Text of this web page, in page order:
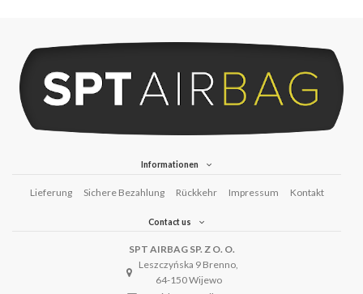
Informationen
Lieferung Sichere Bezahlung Rückkehr Impressum Kontakt
Contact us
SPT AIRBAG SP. Z O. O.
Leszczyńska 9 Brenno,
64-150 Wijewo